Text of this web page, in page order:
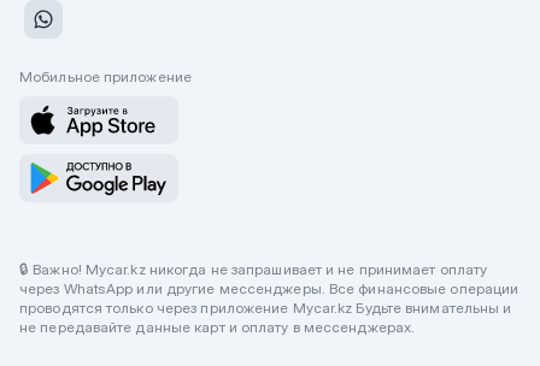
Мобильное приложение
🔒 Важно! Mycar.kz никогда не запрашивает и не принимает оплату
через WhatsApp или другие мессенджеры. Все финансовые операции
проводятся только через приложение Mycar.kz Будьте внимательны и
не передавайте данные карт и оплату в мессенджерах.